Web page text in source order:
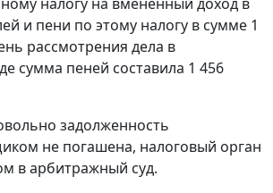
налогу на вмененный доход в
и пени по этому налогу в сумме 1
рассмотрения дела в
сумма пеней составила 1 456
задолженность
не погашена, налоговый орган
в арбитражный суд.